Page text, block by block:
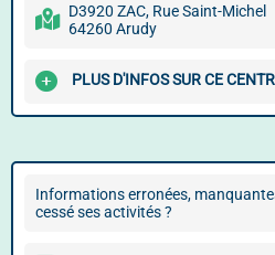
D3920 ZAC, Rue Saint-Michel
64260 Arudy
PLUS D'INFOS SUR CE
Informations erronées,
cessé ses activités ?